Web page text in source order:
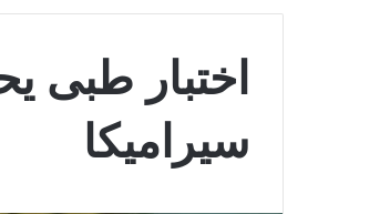
اختبار طبى
سيراميكا